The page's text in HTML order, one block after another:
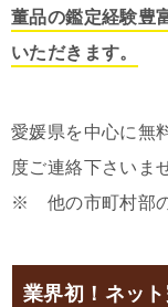
董品の鑑定経験豊
いただきます。
愛媛県を中心に無
度ご連絡下さいま
※ 他の市町村部の
業界初！ネッ